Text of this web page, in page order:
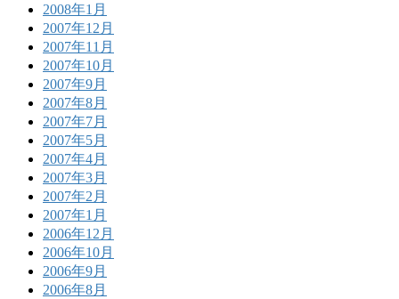
2008年1月
2007年12月
2007年11月
2007年10月
2007年9月
2007年8月
2007年7月
2007年5月
2007年4月
2007年3月
2007年2月
2007年1月
2006年12月
2006年10月
2006年9月
2006年8月